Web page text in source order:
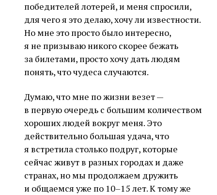
победителей лотерей, и меня спросили,
для чего я это делаю, хочу ли известности.
Но мне это просто было интересно,
я не призываю никого скорее бежать
за билетами, просто хочу дать людям
понять, что чудеса случаются.
Думаю, что мне по жизни везет —
в первую очередь с большим количеством
хороших людей вокруг меня. Это
действительно большая удача, что
я встретила столько подруг, которые
сейчас живут в разных городах и даже
странах, но мы продолжаем дружить
и общаемся уже по 10–15 лет. К тому же